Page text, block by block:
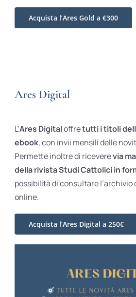
Acquista l’Ares Gold a €300
Ares Digital
L’Ares Digitaloffretutti i titoli
ebook, con invii mensili delle
Permette inoltre di riceverevia
della rivista Studi Cattolici in
possibilità di consultare l’archivio
online.
Acquista l’Ares Digital a 250€